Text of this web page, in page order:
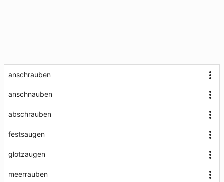
anschrauben
anschnauben
abschrauben
festsaugen
glotzaugen
meerrauben